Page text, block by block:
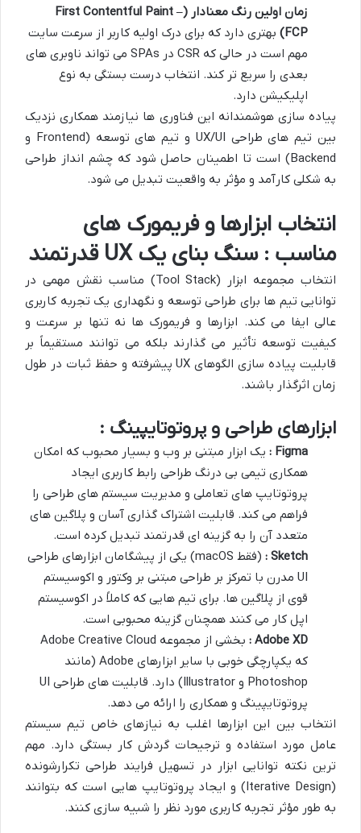
زمان اولین رنگ معنادار
(First Contentful Paint –
FCP) بهتری دارد که برای درک اولیه کاربر از سرعت سایت
مهم است در حالی که CSR در SPAs می تواند ناوبری های
بعدی را سریع تر کند. انتخاب درست بستگی به نوع
اپلیکیشن دارد.
پیاده سازی هوشمندانه این فناوری ها نیازمند همکاری نزدیک
بین تیم های طراحی UX/UI و تیم های توسعه (Frontend و
Backend) است تا اطمینان حاصل شود که چشم انداز طراحی
به شکلی کارآمد و مؤثر به واقعیت تبدیل می شود.
انتخاب ابزارها و فریمورک های
مناسب : سنگ بنای یک UX قدرتمند
انتخاب مجموعه ابزار (Tool Stack) مناسب نقش مهمی در
توانایی تیم ها برای طراحی توسعه و نگهداری یک تجربه کاربری
عالی ایفا می کند. ابزارها و فریمورک ها نه تنها بر سرعت و
کیفیت توسعه تأثیر می گذارند بلکه می توانند مستقیماً بر
قابلیت پیاده سازی الگوهای UX پیشرفته و حفظ ثبات در طول
زمان اثرگذار باشند.
ابزارهای طراحی و پروتوتایپینگ :
Figma
: یک ابزار مبتنی بر وب و بسیار محبوب که امکان
همکاری تیمی بی درنگ طراحی رابط کاربری ایجاد
پروتوتایپ های تعاملی و مدیریت سیستم های طراحی را
فراهم می کند. قابلیت اشتراک گذاری آسان و پلاگین های
متعدد آن را به گزینه ای قدرتمند تبدیل کرده است.
Sketch :
(فقط macOS) یکی از پیشگامان ابزارهای طراحی
UI مدرن با تمرکز بر طراحی مبتنی بر وکتور و اکوسیستم
قوی از پلاگین ها. برای تیم هایی که کاملاً در اکوسیستم
اپل کار می کنند همچنان گزینه محبوبی است.
Adobe XD
:
بخشی از مجموعه Adobe Creative Cloud
که یکپارچگی خوبی با سایر ابزارهای Adobe (مانند
Photoshop و Illustrator) دارد. قابلیت های طراحی UI
پروتوتایپینگ و همکاری را ارائه می دهد.
انتخاب بین این ابزارها اغلب به نیازهای خاص تیم سیستم
عامل مورد استفاده و ترجیحات گردش کار بستگی دارد. مهم
ترین نکته توانایی ابزار در تسهیل فرایند طراحی تکرارشونده
(Iterative Design) و ایجاد پروتوتایپ هایی است که بتوانند
به طور مؤثر تجربه کاربری مورد نظر را شبیه سازی کنند.